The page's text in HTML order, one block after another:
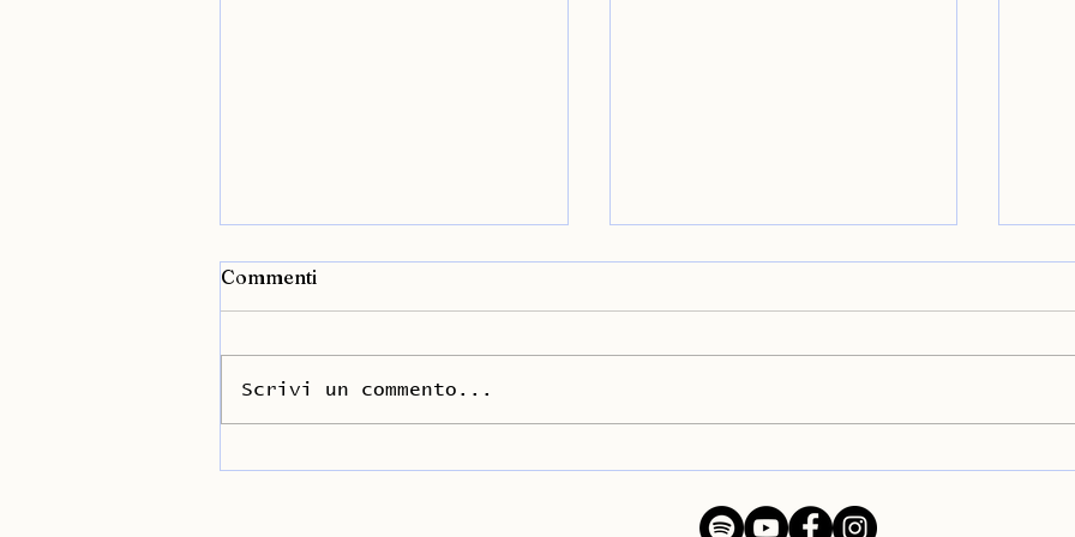
Pianoforte in Toscana! 🎹🌿
Commenti
Scrivi un commento...